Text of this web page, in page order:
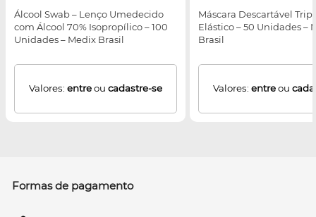
Álcool Swab – Lenço Umedecido
com Álcool 70% Isopropílico – 100
Unidades – Medix Brasil
Valores: entreou cadastre-se
Máscara Descartável
Elástico – 50 Unidades –
Brasil
Valores: entreou
Formas de pagamento